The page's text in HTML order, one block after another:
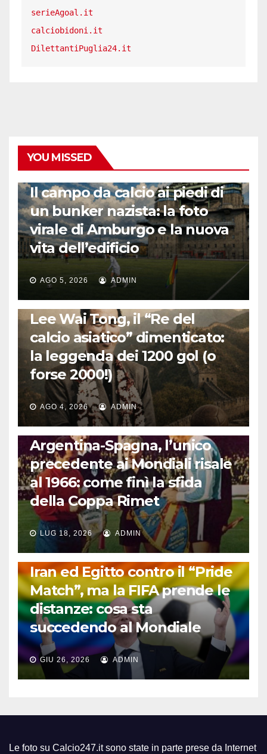
serieAgoal.it
calciobidoni.it
DilettantiPuglia24.it
YOU MISSED
Il campo da calcio ai piedi di
un bunker nazista: la foto
virale di Amburgo e la nuova
vita dell’edificio
AGO 5, 2026 ADMIN
LA STORIA DEL CALCIO
Lee Wai Tong, il “Re del
calcio asiatico” dimenticato:
la leggenda dei 1200 gol (o
forse 2000!)
AGO 4, 2026 ADMIN
CALCIO INTERNAZIONALE
Argentina-Spagna, l’unico
precedente ai Mondiali risale
al 1966: come finì la sfida
della Coppa Rimet
LUG 18, 2026 ADMIN
FUORI DAL CAMPO: CALCIO, GOSSIP E NON SOLO
Iran ed Egitto contro il “Pride
Match”, ma la FIFA prende le
distanze: cosa sta
succedendo al Mondiale
GIU 26, 2026 ADMIN
Le foto su Calcio247.it sono state in parte prese da Internet